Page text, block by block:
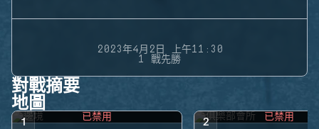
2023年4月2日 上午11:30
1 戰先勝
對戰摘要
地圖
1 已禁用 2 已禁用